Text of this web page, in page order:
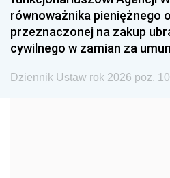
1984 1983
1981 1980
równoważnika pieniężnego
przeznaczonej na zakup
cywilnego w zamian za
Dziennik Ustaw rok 2026 poz.